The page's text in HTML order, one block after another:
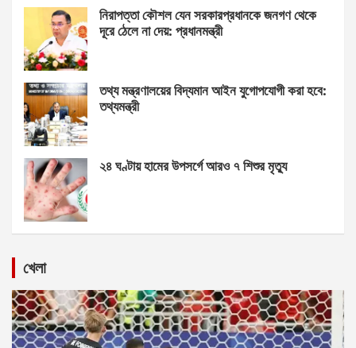
নিরাপত্তা কৌশল যেন সরকারপ্রধানকে জনগণ থেকে
দূরে ঠেলে না দেয়: প্রধানমন্ত্রী
তথ্য মন্ত্রণালয়ের বিদ্যমান আইন যুগোপযোগী করা হবে:
তথ্যমন্ত্রী
২৪ ঘণ্টায় হামের উপসর্গে আরও ৭ শিশুর মৃত্যু
খেলা